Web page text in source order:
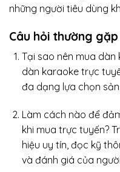
những người tiêu dùng
Câu hỏi thường gặp
Tại sao nên mua dàn
dàn karaoke trực
đa dạng lựa chọn
Làm cách nào để
khi mua trực tuyến?
hiệu uy tín, đọc kỹ
và đánh giá của